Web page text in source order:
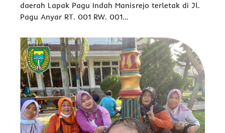
daerah Lapak Pagu Indah Manisrejo terletak di Jl.
Pagu Anyar RT. 001 RW. 001…